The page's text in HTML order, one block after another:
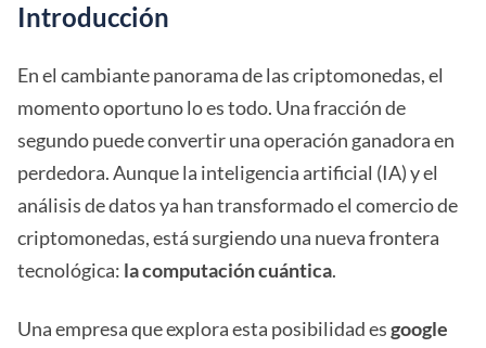
Introducción
En el cambiante panorama de las criptomonedas, el
momento oportuno lo es todo. Una fracción de
segundo puede convertir una operación ganadora en
perdedora. Aunque la inteligencia artificial (IA) y el
análisis de datos ya han transformado el comercio de
criptomonedas, está surgiendo una nueva frontera
tecnológica: la computación cuántica.
Una empresa que explora esta posibilidad esgoogle